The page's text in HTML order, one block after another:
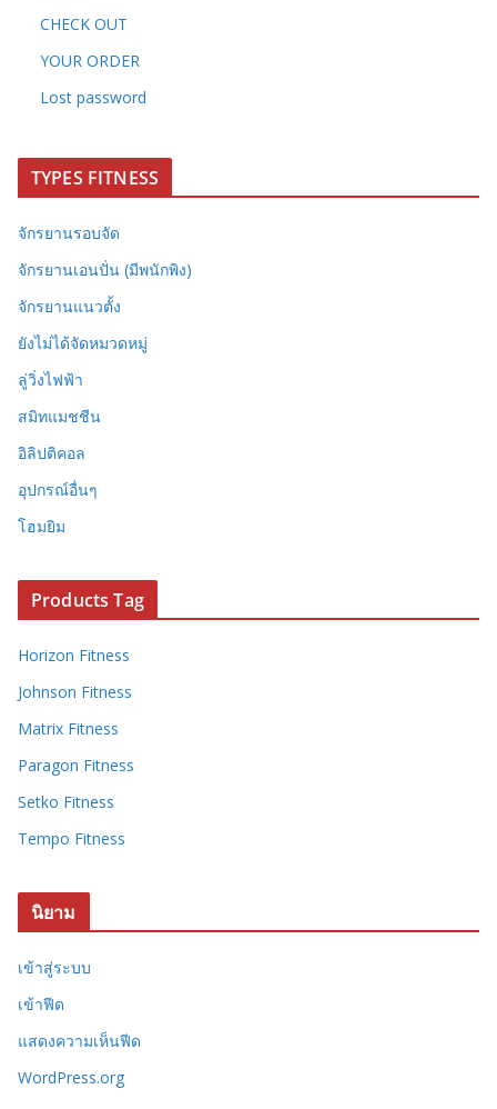
CHECK OUT
YOUR ORDER
Lost password
TYPES FITNESS
จักรยานรอบจัด
จักรยานเอนปั่น (มีพนักพิง)
จักรยานแนวตั้ง
ยังไม่ได้จัดหมวดหมู่
ลู่วิ่งไฟฟ้า
สมิทแมชชีน
อิลิปติคอล
อุปกรณ์อื่นๆ
โฮมยิม
Products Tag
Horizon Fitness
Johnson Fitness
Matrix Fitness
Paragon Fitness
Setko Fitness
Tempo Fitness
นิยาม
เข้าสู่ระบบ
เข้าฟีด
แสดงความเห็นฟีด
WordPress.org